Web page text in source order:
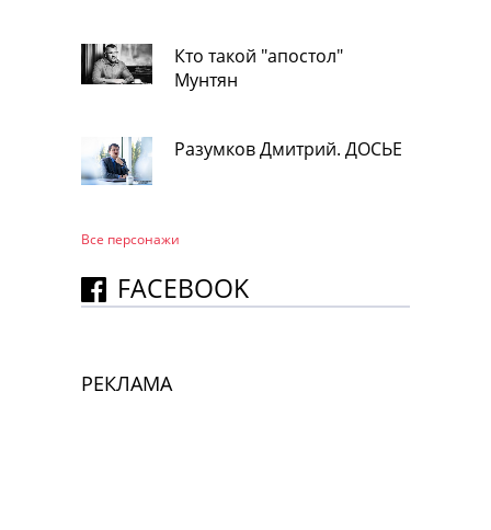
Кто такой "апостол"
Мунтян
Разумков Дмитрий. ДОСЬЕ
Все персонажи
FACEBOOK
РЕКЛАМА